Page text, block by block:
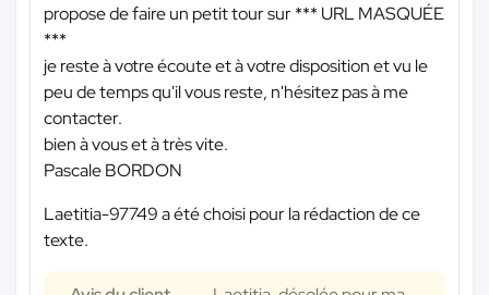
propose de faire un petit tour sur*** URL MASQUÉE
***
je reste à votre écoute et à votre disposition et vu le
peu de temps qu'il vous reste, n'hésitez pas à me
contacter.
bien à vous et à très vite.
Pascale BORDON
Laetitia-97749 a été choisi pour la rédaction de ce
texte.